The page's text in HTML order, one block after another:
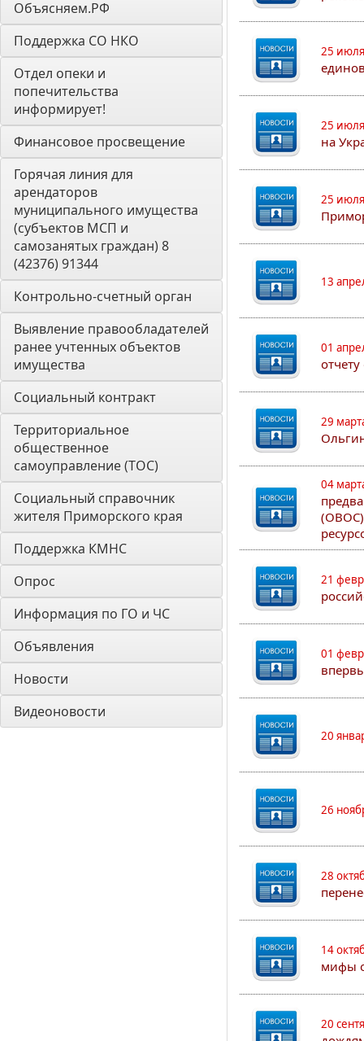
Объясняем.РФ
Поддержка СО НКО
Отдел опеки и
попечительства
информирует!
Финансовое просвещение
Горячая линия для
арендаторов
муниципального имущества
(субъектов МСП и
самозанятых граждан) 8
(42376) 91344
Контрольно-счетный орган
Выявление правообладателей
ранее учтенных объектов
имущества
Социальный контракт
Территориальное
общественное
самоуправление (ТОС)
Социальный справочник
жителя Приморского края
Поддержка КМНС
Опрос
Информация по ГО и ЧС
Объявления
Новости
Видеоновости
25
25
на
25
13
01
29
04
21
01
20
26
28
14
мифы
20